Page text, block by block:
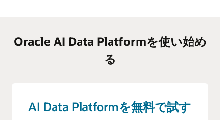
Oracle AI Data Platformを使い始め
る
AI Data Platformを無料で試す